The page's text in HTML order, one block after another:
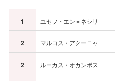
1 ユセフ・エン＝ネシリ
2 マルコス・アクーニャ
2 ルーカス・オカンポス